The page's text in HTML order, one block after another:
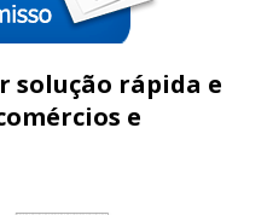
rápida e
e